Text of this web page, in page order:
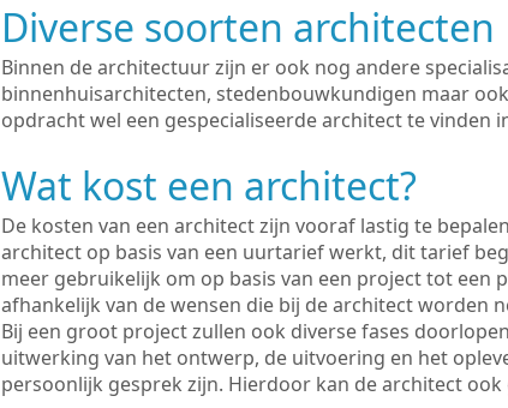
Diverse soorten architecten
Binnen de architectuur zijn er ook nog andere
binnenhuisarchitecten, stedenbouwkundigen maar
opdracht wel een gespecialiseerde architect te vinden
Wat kost een architect?
De kosten van een architect zijn vooraf lastig te
architect op basis van een uurtarief werkt, dit tarief
meer gebruikelijk om op basis van een project tot een
afhankelijk van de wensen die bij de architect worden
Bij een groot project zullen ook diverse fases
uitwerking van het ontwerp, de uitvoering en het
persoonlijk gesprek zijn. Hierdoor kan de architect